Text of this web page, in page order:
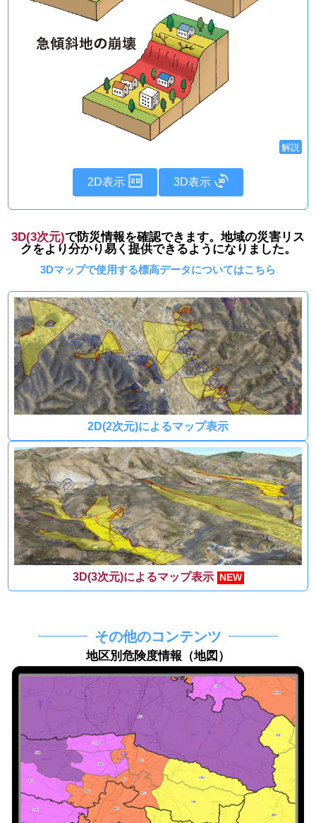
解説
2D表示 3D表示
3D(3次元)で防災情報を確認できます。地域の災害リス
クをより分かり易く提供できるようになりました。
3Dマップで使用する標高データについてはこちら
2D(2次元)によるマップ表示
3D(3次元)によるマップ表示 NEW
その他のコンテンツ
地区別危険度情報（地図）